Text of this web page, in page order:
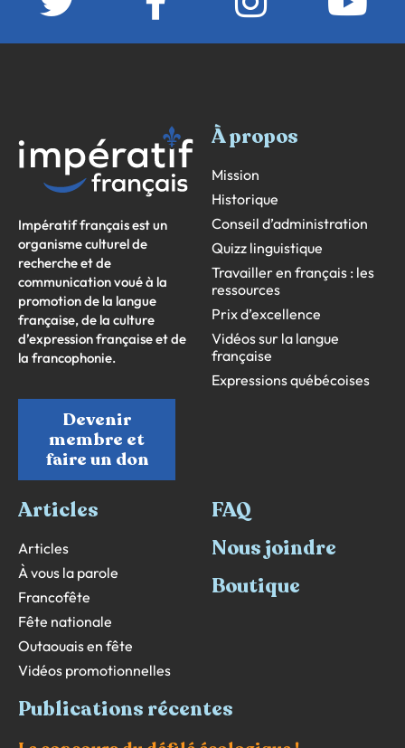
Impératif français est un
organisme culturel de
recherche et de
communication voué à la
promotion de la langue
française, de la culture
d’expression française et de
la francophonie.
Devenir
membre et
faire un don
À propos
Mission
Historique
Conseil d’administration
Quizz linguistique
Travailler en français : les
ressources
Prix d’excellence
Vidéos sur la langue
française
Expressions québécoises
Articles
Articles
À vous la parole
Francofête
Fête nationale
Outaouais en fête
Vidéos promotionnelles
FAQ
Nous joindre
Boutique
Publications récentes